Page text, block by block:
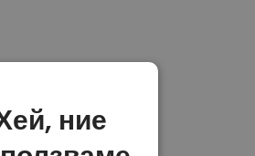
ние